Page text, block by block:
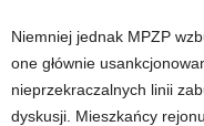
Niemniej jednak MPZP
one głównie
nieprzekraczalnych linii
dyskusji. Mieszkańcy